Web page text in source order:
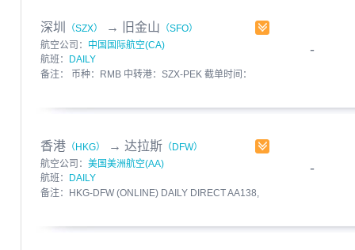
深圳 （SZX） → 旧金山 （SFO）
航空公司： 中国国际航空(CA)
航班：
DAILY
备注： 币种：RMB 中转港：SZX-PEK 截单时间：
发布人：飞呀快运 发布时间：2017-03-15
-
香港 （HKG） → 达拉斯 （DFW）
航空公司： 美国美洲航空(AA)
航班：
DAILY
备注：HKG-DFW (ONLINE) DAILY DIRECT AA138,
HKD1.1/KG(MIN: HKD60) 币种：HKD 截单时间：
-